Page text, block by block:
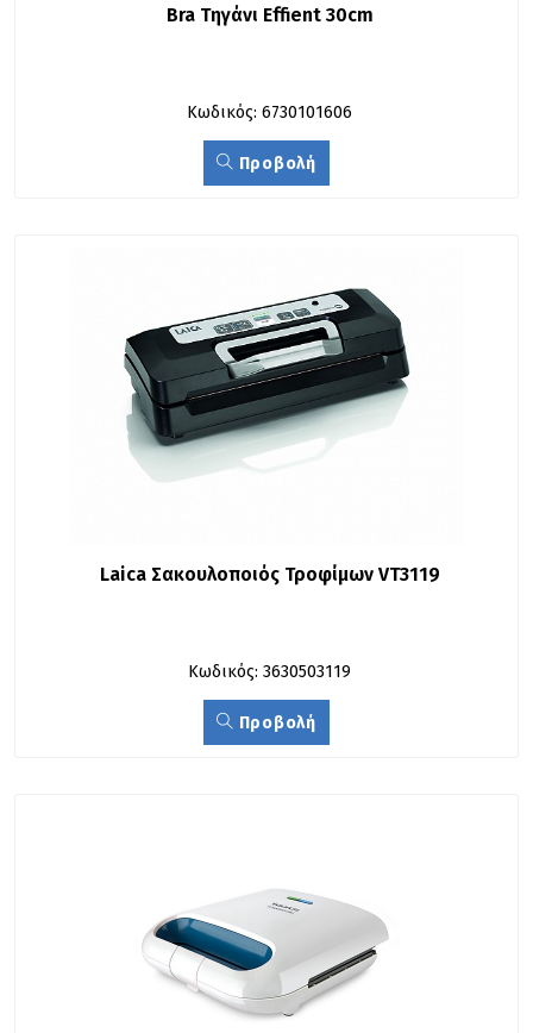
Bra Τηγάνι Effient 30cm
Κωδικός: 6730101606
Προβολή
Laica Σακουλοποιός Τροφίμων VT3119
Κωδικός: 3630503119
Προβολή